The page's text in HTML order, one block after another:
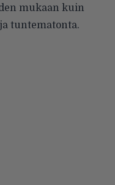
mukaan kuin
tuntematonta.